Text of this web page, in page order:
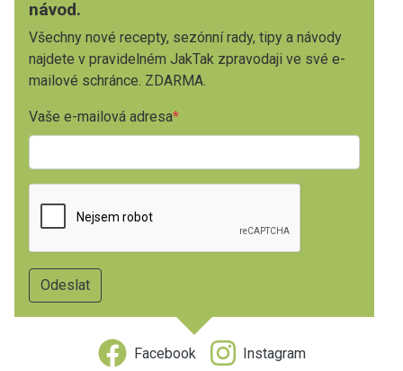
návod.
Všechny nové recepty, sezónní rady, tipy a návody
najdete v pravidelném JakTak zpravodaji ve své e-
mailové schránce. ZDARMA.
Vaše e-mailová adresa
Facebook Instagram